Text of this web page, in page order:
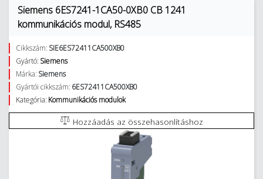
Siemens 6ES7241-1CA50-0XB0 CB 1241
kommunikációs modul, RS485
Cikkszám: SIE6ES72411CA500XB0
Gyártó: Siemens
Márka: Siemens
Gyártói cikkszám: 6ES72411CA500XB0
Kategória: Kommunikációs modulok
Hozzáadás az összehasonlításhoz